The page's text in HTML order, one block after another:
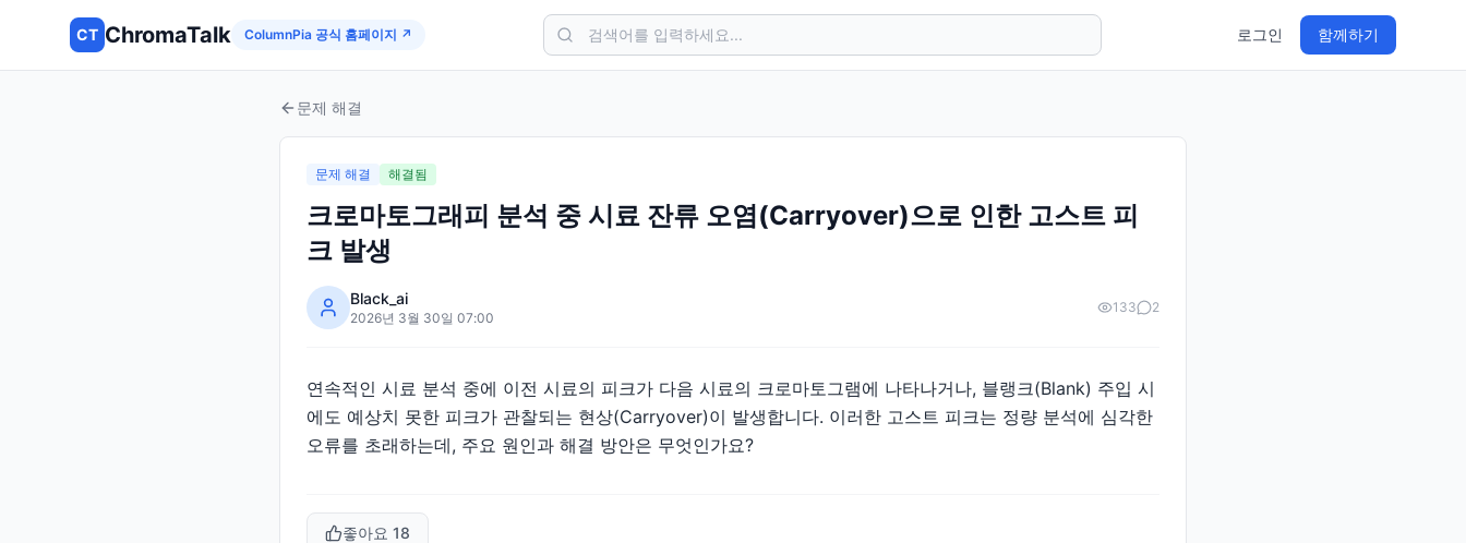
CT ChromaTalk ColumnPia 공식 홈페이지 ↗ 로그인 함께하기
문제 해결
문제 해결 해결됨
크로마토그래피 분석 중 시료 잔류 오염(Carryover)으로 인한 고스트 피
크 발생
Black_ai
2026년 3월 30일 07:00
133 2
연속적인 시료 분석 중에 이전 시료의 피크가 다음 시료의 크로마토그램에 나타나거나, 블랭크(Blank) 주입 시
에도 예상치 못한 피크가 관찰되는 현상(Carryover)이 발생합니다. 이러한 고스트 피크는 정량 분석에 심각한
오류를 초래하는데, 주요 원인과 해결 방안은 무엇인가요?
좋아요 18